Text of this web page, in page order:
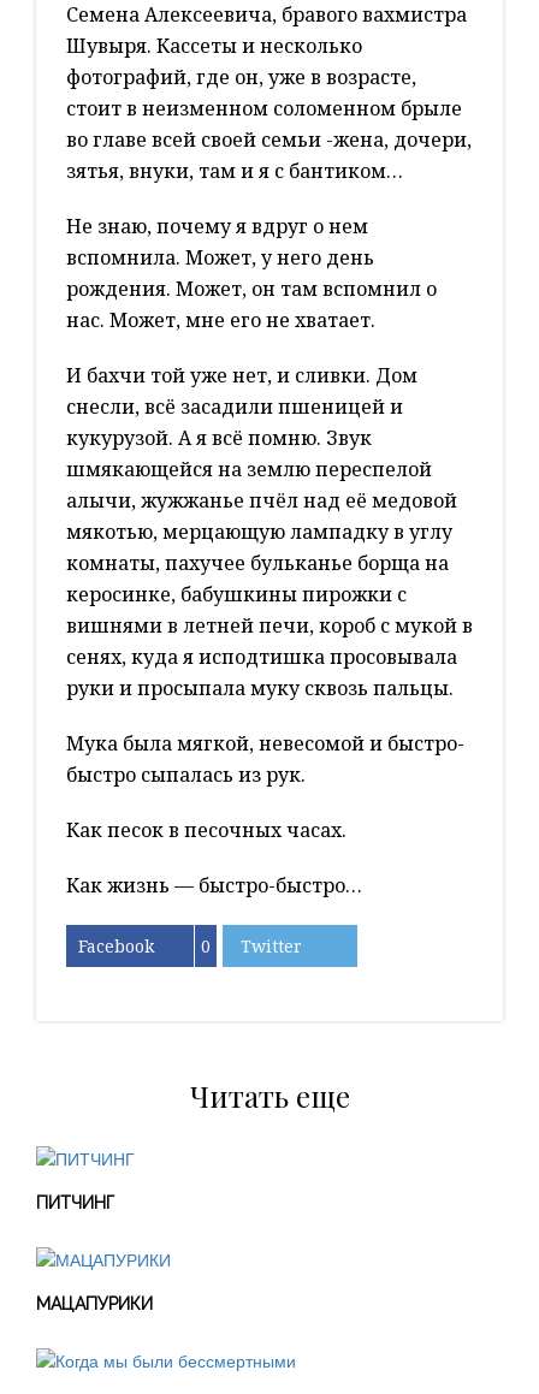
Семена Алексеевича, бравого вахмистра
Шувыря. Кассеты и несколько
фотографий, где он, уже в возрасте,
стоит в неизменном соломенном брыле
во главе всей своей семьи -жена, дочери,
зятья, внуки, там и я с бантиком…
Не знаю, почему я вдруг о нем
вспомнила. Может, у него день
рождения. Может, он там вспомнил о
нас. Может, мне его не хватает.
И бахчи той уже нет, и сливки. Дом
снесли, всё засадили пшеницей и
кукурузой. А я всё помню. Звук
шмякающейся на землю переспелой
алычи, жужжанье пчёл над её медовой
мякотью, мерцающую лампадку в углу
комнаты, пахучее бульканье борща на
керосинке, бабушкины пирожки с
вишнями в летней печи, короб с мукой в
сенях, куда я исподтишка просовывала
руки и просыпала муку сквозь пальцы.
Мука была мягкой, невесомой и быстро-
быстро сыпалась из рук.
Как песок в песочных часах.
Как жизнь — быстро-быстро…
Facebook 0 Twitter
Читать еще
ПИТЧИНГ
МАЦАПУРИКИ